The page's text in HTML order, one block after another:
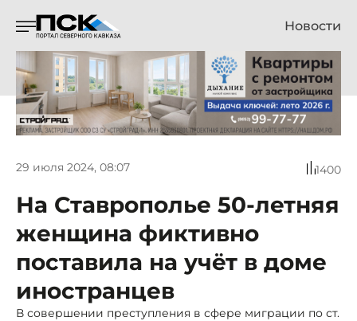
Новости
29 июля 2024, 08:07 1400
На Ставрополье 50-летняя
женщина фиктивно
поставила на учёт в доме
иностранцев
В совершении преступления в сфере миграции по ст.